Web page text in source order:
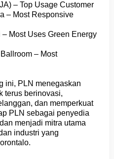
– Top Usage Customer
– Most Responsive
Most Uses Green Energy
– Most
ini, PLN menegaskan
terus berinovasi,
dan memperkuat
PLN sebagai penyedia
menjadi mitra utama
industri yang